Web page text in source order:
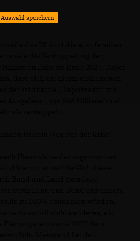
Auswahl speichern